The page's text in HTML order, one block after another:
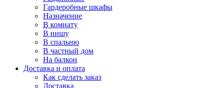
Гардеробные шкафы
Назначение
В комнату
В нишу
В спальню
В частный дом
На балкон
Доставка и оплата
Как сделать заказ
Доставка